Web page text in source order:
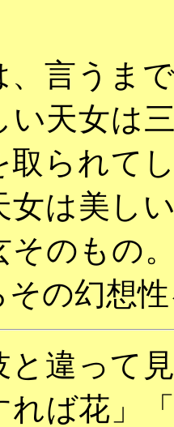
言うま
い天女は
取られて
女は美し
そのもの
その幻想
違って
れば花」